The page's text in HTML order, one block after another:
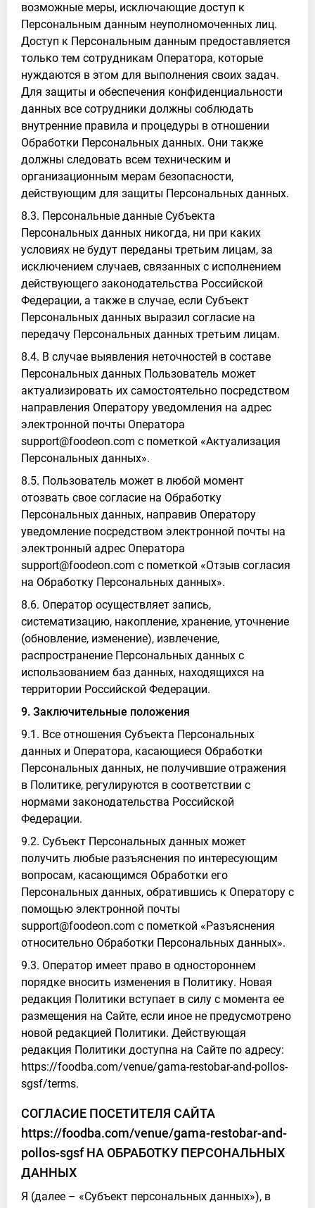
возможные меры, исключающие доступ к
Персональным данным неуполномоченных лиц.
Доступ к Персональным данным предоставляется
только тем сотрудникам Оператора, которые
нуждаются в этом для выполнения своих задач.
Для защиты и обеспечения конфиденциальности
данных все сотрудники должны соблюдать
внутренние правила и процедуры в отношении
Обработки Персональных данных. Они также
должны следовать всем техническим и
организационным мерам безопасности,
действующим для защиты Персональных данных.
8.3. Персональные данные Субъекта
Персональных данных никогда, ни при каких
условиях не будут переданы третьим лицам, за
исключением случаев, связанных с исполнением
действующего законодательства Российской
Федерации, а также в случае, если Субъект
Персональных данных выразил согласие на
передачу Персональных данных третьим лицам.
8.4. В случае выявления неточностей в составе
Персональных данных Пользователь может
актуализировать их самостоятельно посредством
направления Оператору уведомления на адрес
электронной почты Оператора
support@foodeon.com с пометкой «Актуализация
Персональных данных».
8.5. Пользователь может в любой момент
отозвать свое согласие на Обработку
Персональных данных, направив Оператору
уведомление посредством электронной почты на
электронный адрес Оператора
support@foodeon.com с пометкой «Отзыв согласия
на Обработку Персональных данных».
8.6. Оператор осуществляет запись,
систематизацию, накопление, хранение, уточнение
(обновление, изменение), извлечение,
распространение Персональных данных с
использованием баз данных, находящихся на
территории Российской Федерации.
9. Заключительные положения
9.1. Все отношения Субъекта Персональных
данных и Оператора, касающиеся Обработки
Персональных данных, не получившие отражения
в Политике, регулируются в соответствии с
нормами законодательства Российской
Федерации.
9.2. Субъект Персональных данных может
получить любые разъяснения по интересующим
вопросам, касающимся Обработки его
Персональных данных, обратившись к Оператору с
помощью электронной почты
support@foodeon.com с пометкой «Разъяснения
относительно Обработки Персональных данных».
9.3. Оператор имеет право в одностороннем
порядке вносить изменения в Политику. Новая
редакция Политики вступает в силу с момента ее
размещения на Сайте, если иное не предусмотрено
новой редакцией Политики. Действующая
редакция Политики доступна на Сайте по адресу:
https://foodba.com/venue/gama-restobar-and-pollos-
sgsf/terms.
СОГЛАСИЕ ПОСЕТИТЕЛЯ САЙТА
https://foodba.com/venue/gama-restobar-and-
pollos-sgsf НА ОБРАБОТКУ ПЕРСОНАЛЬНЫХ
ДАННЫХ
Я (далее – «Субъект персональных данных»), в